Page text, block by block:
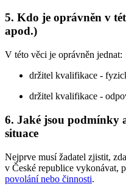
5. Kdo je oprávněn v
apod.)
V této věci je oprávněn jednat:
držitel kvalifikace -
držitel kvalifikace -
6. Jaké jsou podmínky
situace
Nejprve musí žadatel zjistit,
v České republice vykonávat,
povolání nebo činnosti.